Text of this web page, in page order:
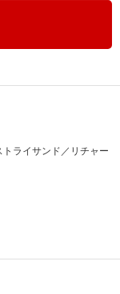
ライサンド／リチャー